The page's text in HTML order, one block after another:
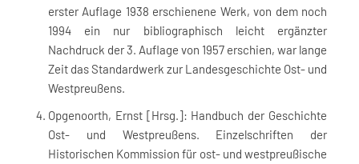
erster Auflage 1938 erschienene Werk, von dem noch
1994 ein nur bibliographisch leicht ergänzter
Nachdruck der 3. Auflage von 1957 erschien, war lange
Zeit das Standardwerk zur Landesgeschichte Ost- und
Westpreußens.
Opgenoorth, Ernst [Hrsg.]: Handbuch der Geschichte
Ost- und Westpreußens. Einzelschriften der
Historischen Kommission für ost- und westpreußische